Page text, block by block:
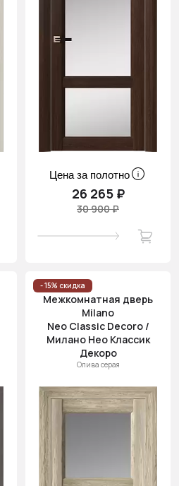
Цена за полотно
26 265 ₽
30 900 ₽
- 15% скидка
Межкомнатная дверь
Milano
Neo Classic Decoro /
Милано Нео Классик
Декоро
Олива серая